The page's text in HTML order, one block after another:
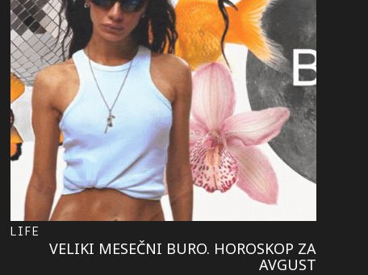
LIFE
VELIKI MESEČNI BURO. HOROSKOP ZA
AVGUST